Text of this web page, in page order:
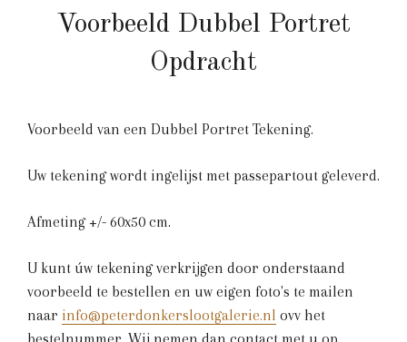
Voorbeeld Dubbel Portret
Opdracht
Prijs
Voorbeeld van een Dubbel Portret Tekening.
Uw tekening wordt ingelijst met passepartout geleverd.
Afmeting +/- 60x50 cm.
U kunt úw tekening verkrijgen door onderstaand
voorbeeld te bestellen en uw eigen foto's te mailen
naar info@peterdonkerslootgalerie.nl ovv het